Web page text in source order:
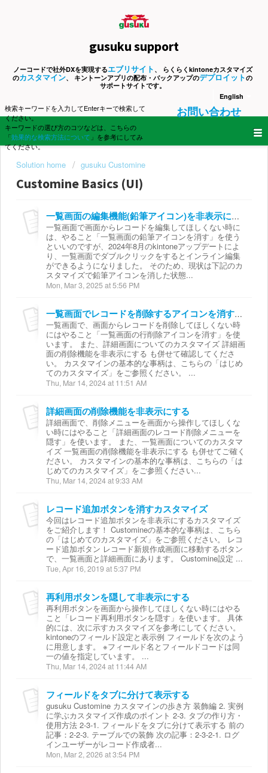
gusuku support
ノーコードで社外DXを実現するエブリサイト 、 らくらくkintoneカスタマイズ
のカスタマイン、 キントーンアプリの配布・バックアップのデプロイットの
サポートサイトです。
English
検索キーワードを入力してEnterキーで検索して
ください。
キーワードの選び方のコツなどは、こちらの
「効果的な検索方法について 」を参考にしてみ
てください。
お問い合わせ
Solution home gusuku Customine
Customine Basics (UI)
一覧画面の編集機能(鉛筆アイコン)を非表示にする
一覧画面で画面からレコードを編集してほしくない時に
は、やること「一覧画面の鉛筆アイコンを消す」を使う
といいのですが、2024年8月のkintoneアップデートによ
り、一覧画面でダブルクリックをするとインライン編集
ができるようになりました。 そのため、現状は下記のカ
スタマイズで鉛筆アイコンを消した状態...
Mon, Mar 3, 2025 at 5:56 PM
一覧画面でレコードを削除するアイコンを消すカスタマイズ
一覧画面で、画面からレコードを削除してほしくない時
にはやること「一覧画面の行削除アイコンを消す」を使
います。 また、詳細画面についてのカスタマイズ 詳細画
面の削除機能を非表示にする も併せて確認してくださ
い。 カスタマインの基本的な事柄は、こちらの「はじめ
てのカスタマイズ」をご参照ください。 ...
Thu, Mar 14, 2024 at 11:51 AM
詳細画面の削除機能を非表示にする
詳細画面で、削除メニューを画面から操作してほしくな
い時にはやること「詳細画面のレコード削除メニューを
隠す」を使います。 また、一覧画面についてのカスタマ
イズ 一覧画面の削除機能を非表示にする も併せてご確く
ださい。 カスタマインの基本的な事柄は、こちらの「は
じめてのカスタマイズ」をご参照ください...
Thu, Mar 14, 2024 at 9:33 AM
レコード追加ボタンを消すカスタマイズ
今回はレコード追加ボタンを非表示にするカスタマイズ
をご紹介します！ Customineの基本的な事柄は、こちら
の「はじめてのカスタマイズ」をご参照ください。 レコ
ード追加ボタン レコード新規作成画面に移動するボタン
で、一覧画面と詳細画面にあります。 Customine設定 ...
Tue, Apr 16, 2019 at 5:37 PM
再利用ボタンを隠して非表示にする
再利用ボタンを画面から操作してほしくない時にはやる
こと「レコード再利用ボタンを隠す」を使います。 具体
的には、次に示すカスタマイズを参考にしてください。
kintoneのフィールド設定と表示例 フィールドを次のよう
に用意します。 ※フィールド名とフィールドコードは同
一の値を指定しています。 ...
Thu, Mar 14, 2024 at 11:44 AM
フィールドをタブに分けて表示する
gusuku Customine カスタマインの歩き方 装飾編 2. 実例
に学ぶカスタマイズ作成のポイント 2-3. タブの作り方・
使用方法 2-3-1. フィールドをタブに分けて表示する 前の
記事：2-2-3. テーブルでの装飾 次の記事：2-3-2-1. ログ
インユーザーがレコード作成者...
Mon, Mar 2, 2026 at 3:54 PM